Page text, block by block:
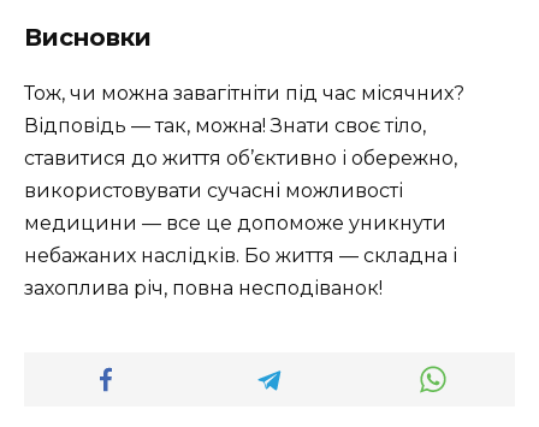
Висновки
Тож, чи можна завагітніти під час місячних?
Відповідь — так, можна! Знати своє тіло,
ставитися до життя об’єктивно і обережно,
використовувати сучасні можливості
медицини — все це допоможе уникнути
небажаних наслідків. Бо життя — складна і
захоплива річ, повна несподіванок!